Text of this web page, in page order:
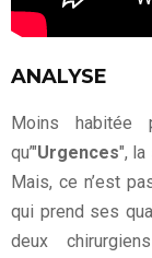
ANALYSE
Moins habitée
qu’"Urgences", la
Mais, ce n’est
qui prend ses
deux